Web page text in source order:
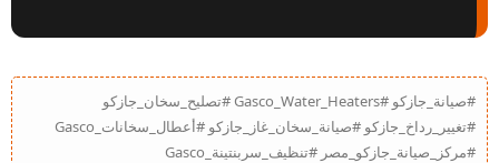
#صيانة_جازكو #Gasco_Water_Heaters #تصليح_سخان_جازكو
#تغيير_رداخ_جازكو #صيانة_سخان_غاز_جازكو #أعطال_سخانات_Gasco
#مركز_صيانة_جازكو_مصر #تنظيف_سربنتينة_Gasco